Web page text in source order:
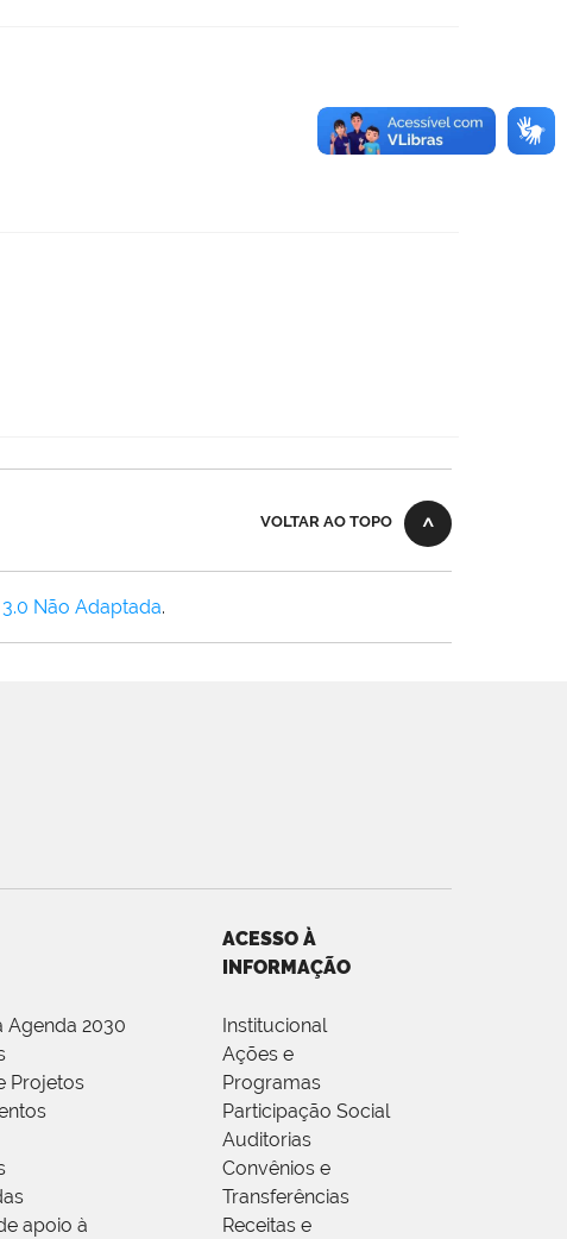
VOLTAR AO TOPO
Não Adaptada.
Agenda 2030
Projetos
apoio à
ACESSO À
INFORMAÇÃO
Institucional
Ações e
Programas
Participação Social
Auditorias
Convênios e
Transferências
Receitas e